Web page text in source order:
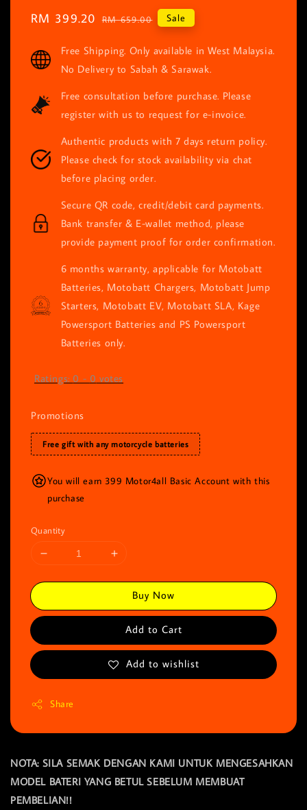
Sale
RM 399.20 Regular
RM 659.00 Sale
Free Shipping. Only available in West Malaysia.
No Delivery to Sabah & Sarawak.
Free consultation before purchase. Please
register with us to request for e-invoice.
Authentic products with 7 days return policy.
Please check for stock availability via chat
before placing order.
Secure QR code, credit/debit card payments.
Bank transfer & E-wallet method, please
provide payment proof for order confirmation.
6 months warranty, applicable for Motobatt
Batteries, Motobatt Chargers, Motobatt Jump
Starters, Motobatt EV, Motobatt SLA, Kage
Powersport Batteries and PS Powersport
Batteries only.
Ratings: 0 - 0 votes
Promotions
Free gift with any motorcycle batteries
You will earn 399 Motor4all Basic Account with this
purchase
Quantity
Buy Now
Add to Cart
Add to wishlist
Share
NOTA: SILA SEMAK DENGAN KAMI UNTUK MENGESAHKAN
MODEL BATERI YANG BETUL SEBELUM MEMBUAT
PEMBELIAN!!